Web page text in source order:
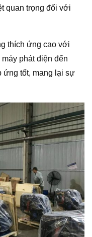
quan trọng đối với
thích ứng cao với
phát điện đến
ứng tốt, mang lại sự